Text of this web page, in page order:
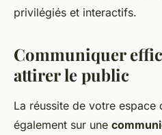
privilégiés et interactifs.
Communiquer
attirer le public
La réussite de votre espace
également sur une